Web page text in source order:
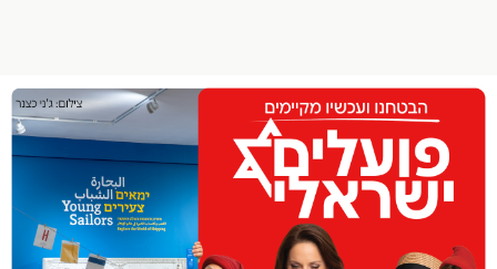
הפרופיל שלי
התנתק